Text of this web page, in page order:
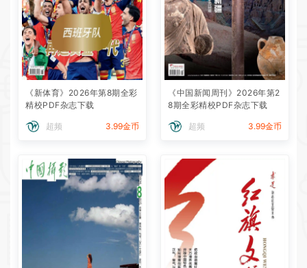
《新体育》2026年第8期全彩
精校PDF杂志下载
超频 3.99金币
《中国新闻周刊》2026年第2
8期全彩精校PDF杂志下载
超频 3.99金币